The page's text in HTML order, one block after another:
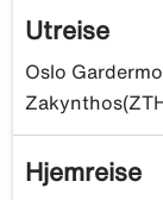
Utreise
Oslo
Hjemreise